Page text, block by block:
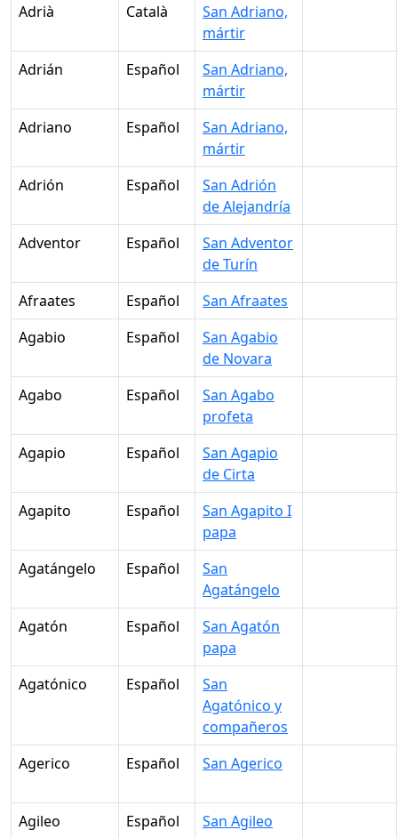
Adrià
Català
San Adriano,
mártir
Adrián
Español
San Adriano,
mártir
Adriano
Español
San Adriano,
mártir
Adrión
Español
San Adrión
de Alejandría
Adventor
Español
San Adventor
de Turín
Afraates
Español
San Afraates
Agabio
Español
San Agabio
de Novara
Agabo
Español
San Agabo
profeta
Agapio
Español
San Agapio
de Cirta
Agapito
Español
San Agapito I
papa
Agatángelo
Español
San
Agatángelo
Agatón
Español
San Agatón
papa
Agatónico
Español
San
Agatónico y
compañeros
Agerico
Español San Agerico
Agileo Español San Agileo